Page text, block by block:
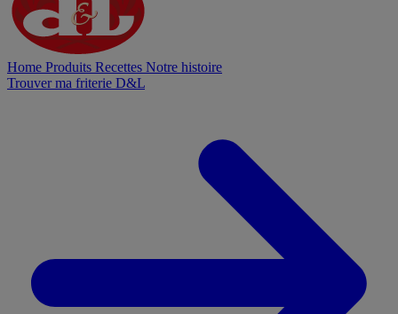
Home Produits Recettes Notre histoire
Trouver ma friterie D&L